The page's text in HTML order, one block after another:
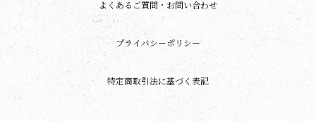
よくあるご質問・お問い合わせ
プライバシーポリシー
特定商取引法に基づく表記